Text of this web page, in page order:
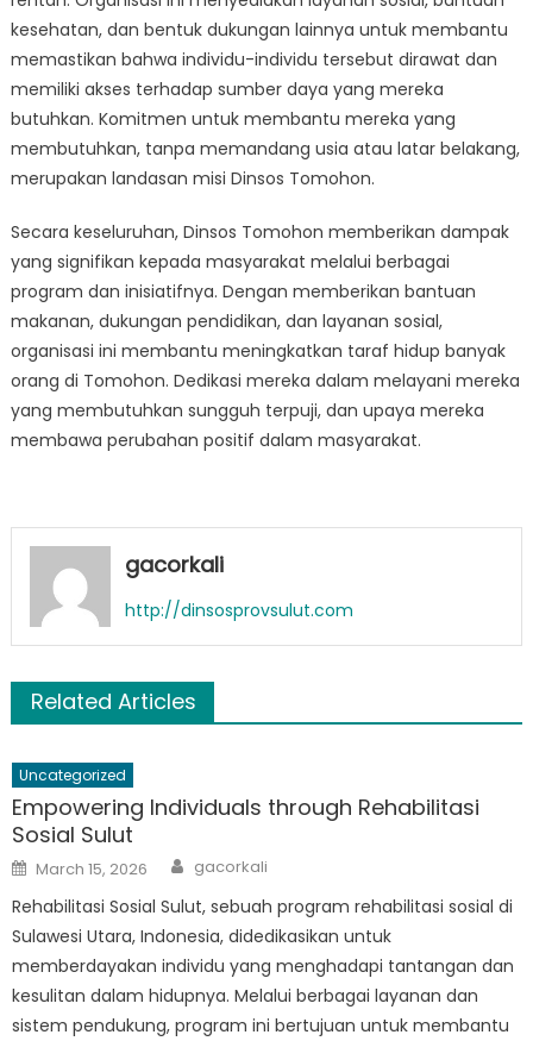
kesehatan, dan bentuk dukungan lainnya untuk membantu
memastikan bahwa individu-individu tersebut dirawat dan
memiliki akses terhadap sumber daya yang mereka
butuhkan. Komitmen untuk membantu mereka yang
membutuhkan, tanpa memandang usia atau latar belakang,
merupakan landasan misi Dinsos Tomohon.
Secara keseluruhan, Dinsos Tomohon memberikan dampak
yang signifikan kepada masyarakat melalui berbagai
program dan inisiatifnya. Dengan memberikan bantuan
makanan, dukungan pendidikan, dan layanan sosial,
organisasi ini membantu meningkatkan taraf hidup banyak
orang di Tomohon. Dedikasi mereka dalam melayani mereka
yang membutuhkan sungguh terpuji, dan upaya mereka
membawa perubahan positif dalam masyarakat.
gacorkali
http://dinsosprovsulut.com
Related Articles
Uncategorized
Empowering Individuals through Rehabilitasi
Sosial Sulut
Posted
on
March 15, 2026 Author
gacorkali
Rehabilitasi Sosial Sulut, sebuah program rehabilitasi sosial di
Sulawesi Utara, Indonesia, didedikasikan untuk
memberdayakan individu yang menghadapi tantangan dan
kesulitan dalam hidupnya. Melalui berbagai layanan dan
sistem pendukung, program ini bertujuan untuk membantu